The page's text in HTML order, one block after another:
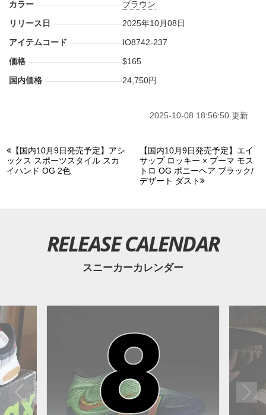
カラー
ブラウン
リリース日
2025年10月08日
アイテムコード
IO8742-237
価格
$165
国内価格
24,750円
2025-10-08 18:56:50 更新
【国内10月9日発売予定】アシ
ックス スポーツスタイル スカ
イハンド OG 2色
【国内10月9日発売予定】エイ
サップ ロッキー × プーマ モス
トロ OG ポニーヘア ブラック/
デザート ダスト
RELEASE CALENDAR
スニーカーカレンダー